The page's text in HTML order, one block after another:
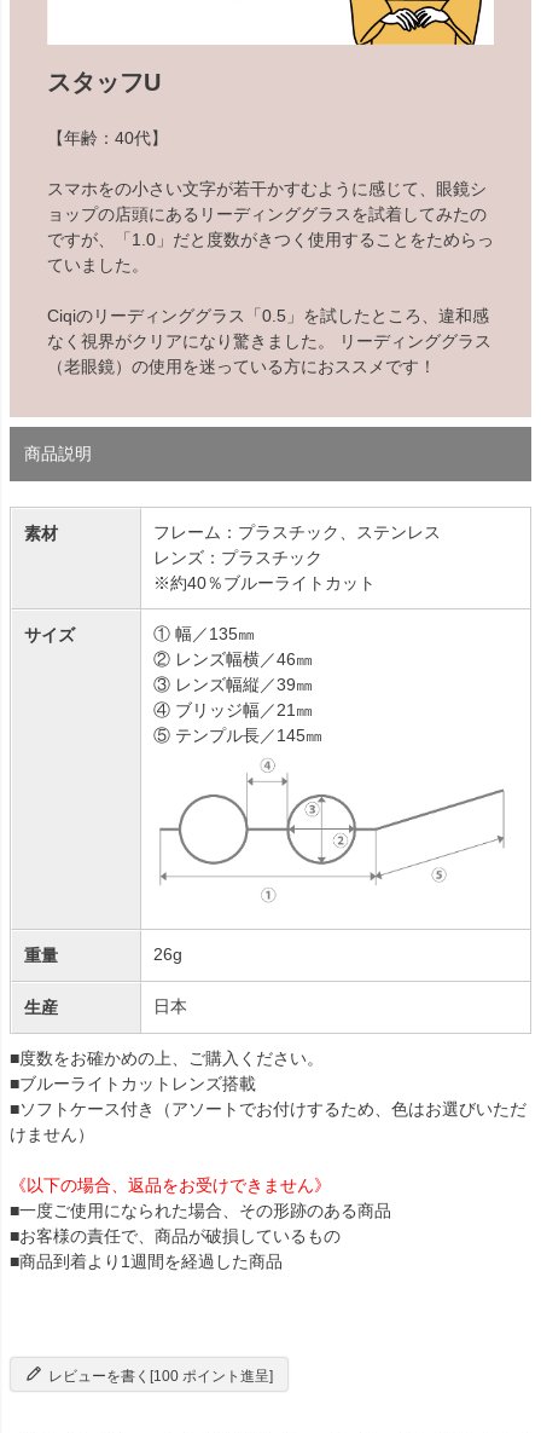
スタッフU
【年齢：40代】
スマホをの小さい文字が若干かすむように感じて、眼鏡シ
ョップの店頭にあるリーディンググラスを試着してみたの
ですが、「1.0」だと度数がきつく使用することをためらっ
ていました。
Ciqiのリーディンググラス「0.5」を試したところ、違和感
なく視界がクリアになり驚きました。 リーディンググラス
（老眼鏡）の使用を迷っている方におススメです！
商品説明
素材
フレーム：プラスチック、ステンレス
レンズ：プラスチック
※約40％ブルーライトカット
サイズ
① 幅／135㎜
② レンズ幅横／46㎜
③ レンズ幅縦／39㎜
④ ブリッジ幅／21㎜
⑤ テンプル長／145㎜
重量 26g
生産 日本
■度数をお確かめの上、ご購入ください。
■ブルーライトカットレンズ搭載
■ソフトケース付き（アソートでお付けするため、色はお選びいただ
けません）
《以下の場合、返品をお受けできません》
■一度ご使用になられた場合、その形跡のある商品
■お客様の責任で、商品が破損しているもの
■商品到着より1週間を経過した商品
レビューを書く[100 ポイント進呈]